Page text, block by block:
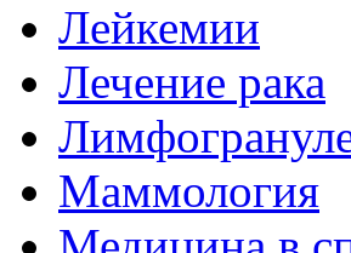
Лейкемии
Лечение рака
Маммология